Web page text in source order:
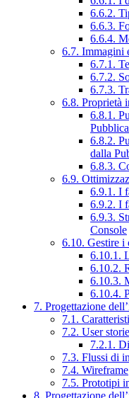
6.6.2.
6.6.3.
6.6.4.
6.7. Immagini
6.7.1.
6.7.2.
6.7.3.
6.8. Proprietà
6.8.1.
6.8.2.
dalla
6.8.3.
6.9.
6.9.1. I
6.9.2. I
6.9.3.
Console
6.10. Gestire i
6.10.1.
6.10.2.
6.10.3.
6.10.4.
7. Progettazione
7.1.
7.2. User
7.2.1.
7.3. Flussi di
7.4. Wireframe
7.5. Prototipi
8. Progettazione